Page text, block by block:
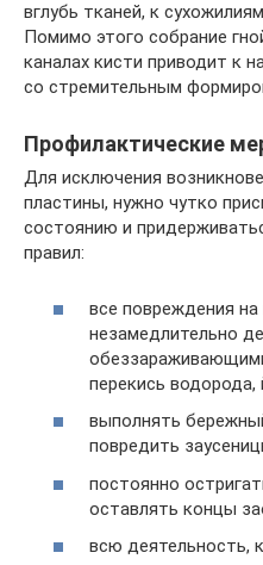
вглубь тканей, к
Помимо этого собрание
каналах кисти приводит к
со стремительным
Профилактические
Для исключения
пластины, нужно чутко
состоянию и
правил:
все повреждения
незамедлительно
перекись водорода,
выполнять
повредить
постоянно
оставлять концы
всю деятельность,